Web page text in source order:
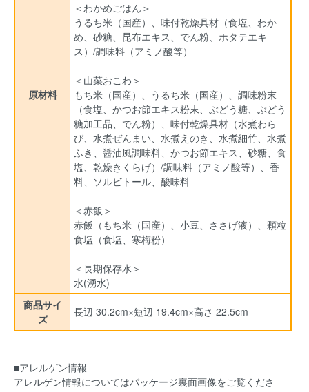
原材料
＜わかめごはん＞
うるち米（国産）、味付乾燥具材（食塩、わか
め、砂糖、昆布エキス、でん粉、ホタテエキ
ス）/調味料（アミノ酸等）
＜山菜おこわ＞
もち米（国産）、うるち米（国産）、調味粉末
（食塩、かつお節エキス粉末、ぶどう糖、ぶどう
糖加工品、でん粉）、味付乾燥具材（水煮わら
び、水煮ぜんまい、水煮えのき、水煮細竹、水煮
ふき、醤油風調味料、かつお節エキス、砂糖、食
塩、乾燥きくらげ）/調味料（アミノ酸等）、香
料、ソルビトール、酸味料
＜赤飯＞
赤飯（もち米（国産）、小豆、ささげ液）、顆粒
食塩（食塩、寒梅粉）
＜長期保存水＞
水(湧水)
商品サイ
ズ
長辺 30.2cm×短辺 19.4cm×高さ 22.5cm
■アレルゲン情報
アレルゲン情報についてはパッケージ裏面画像をご覧くださ